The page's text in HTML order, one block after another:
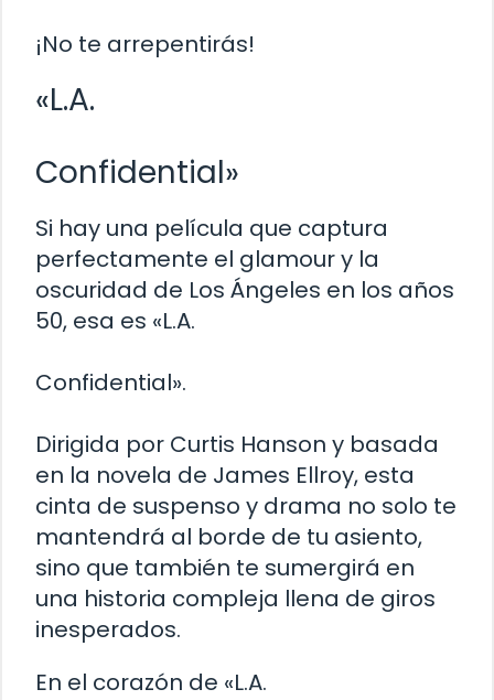
¡No te arrepentirás!
«L.A.
Confidential»
Si hay una película que captura
perfectamente el glamour y la
oscuridad de Los Ángeles en los años
50, esa es «L.A.
Confidential».
Dirigida por Curtis Hanson y basada
en la novela de James Ellroy, esta
cinta de suspenso y drama no solo te
mantendrá al borde de tu asiento,
sino que también te sumergirá en
una historia compleja llena de giros
inesperados.
En el corazón de «L.A.